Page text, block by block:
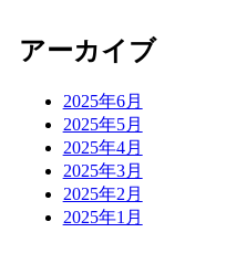
アーカイブ
2025年6月
2025年5月
2025年4月
2025年3月
2025年2月
2025年1月